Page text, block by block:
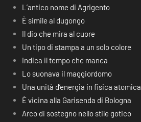
L’antico nome di Agrigento
È simile al dugongo
Il dio che mira al cuore
Un tipo di stampa a un solo colore
Indica il tempo che manca
Lo suonava il maggiordomo
Una unità d’energia in fisica atomica
È vicina alla Garisenda di Bologna
Arco di sostegno nello stile gotico